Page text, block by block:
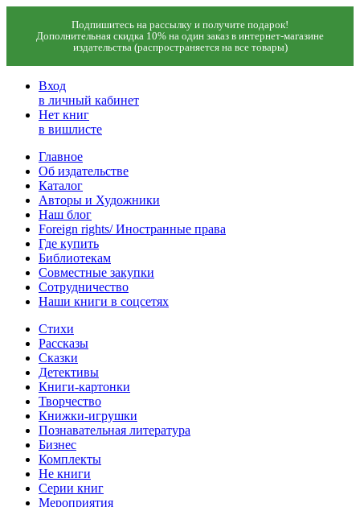
Подпишитесь на рассылку и получите подарок!
Дополнительная скидка 10% на один заказ в интернет-магазине
издательства (распространяется на все товары)
Вход
в личный кабинет
Нет книг
в вишлисте
Главное
Об издательстве
Каталог
Авторы и Художники
Наш блог
Foreign rights/ Иностранные права
Где купить
Библиотекам
Совместные закупки
Сотрудничество
Наши книги в соцсетях
Стихи
Рассказы
Сказки
Детективы
Книги-картонки
Творчество
Книжки-игрушки
Познавательная литература
Бизнес
Комплекты
Не книги
Серии книг
Мероприятия